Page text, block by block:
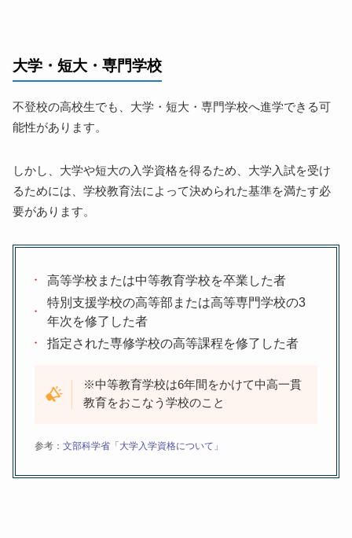
大学・短大・専門学校
不登校の高校生でも、大学・短大・専門学校へ進学できる可
能性があります。
しかし、大学や短大の入学資格を得るため、大学入試を受け
るためには、学校教育法によって決められた基準を満たす必
要があります。
高等学校または中等教育学校を卒業した者
特別支援学校の高等部または高等専門学校の3
年次を修了した者
指定された専修学校の高等課程を修了した者
※中等教育学校は6年間をかけて中高一貫
教育をおこなう学校のこと
参考：文部科学省「大学入学資格について」